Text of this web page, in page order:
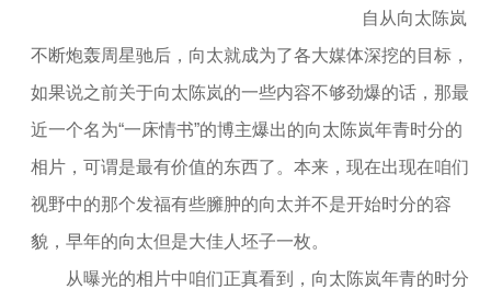
自从向太陈岚
不断炮轰周星驰后，向太就成为了各大媒体深挖的目标，
如果说之前关于向太陈岚的一些内容不够劲爆的话，那最
近一个名为“一床情书”的博主爆出的向太陈岚年青时分的
相片，可谓是最有价值的东西了。本来，现在出现在咱们
视野中的那个发福有些臃肿的向太并不是开始时分的容
貌，早年的向太但是大佳人坯子一枚。
从曝光的相片中咱们正真看到，向太陈岚年青的时分